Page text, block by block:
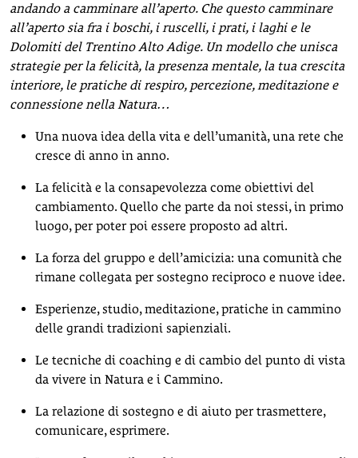
andando a camminare all’aperto. Che questo camminare
all’aperto sia fra i boschi, i ruscelli, i prati, i laghi e le
Dolomiti del Trentino Alto Adige. Un modello che unisca
strategie per la felicità, la presenza mentale, la tua crescita
interiore, le pratiche di respiro, percezione, meditazione e
connessione nella Natura…
Una nuova idea della vita e dell’umanità, una rete che
cresce di anno in anno.
La felicità e la consapevolezza come obiettivi del
cambiamento. Quello che parte da noi stessi, in primo
luogo, per poter poi essere proposto ad altri.
La forza del gruppo e dell’amicizia: una comunità che
rimane collegata per sostegno reciproco e nuove idee.
Esperienze, studio, meditazione, pratiche in cammino
delle grandi tradizioni sapienziali.
Le tecniche di coaching e di cambio del punto di vista
da vivere in Natura e i Cammino.
La relazione di sostegno e di aiuto per trasmettere,
comunicare, esprimere.